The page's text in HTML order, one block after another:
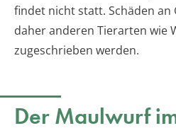
findet nicht statt. Schäden
daher anderen Tierarten wie
zugeschrieben werden.
Der Maulwurf